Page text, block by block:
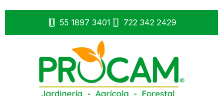
55 1897 3401 722 342 2429